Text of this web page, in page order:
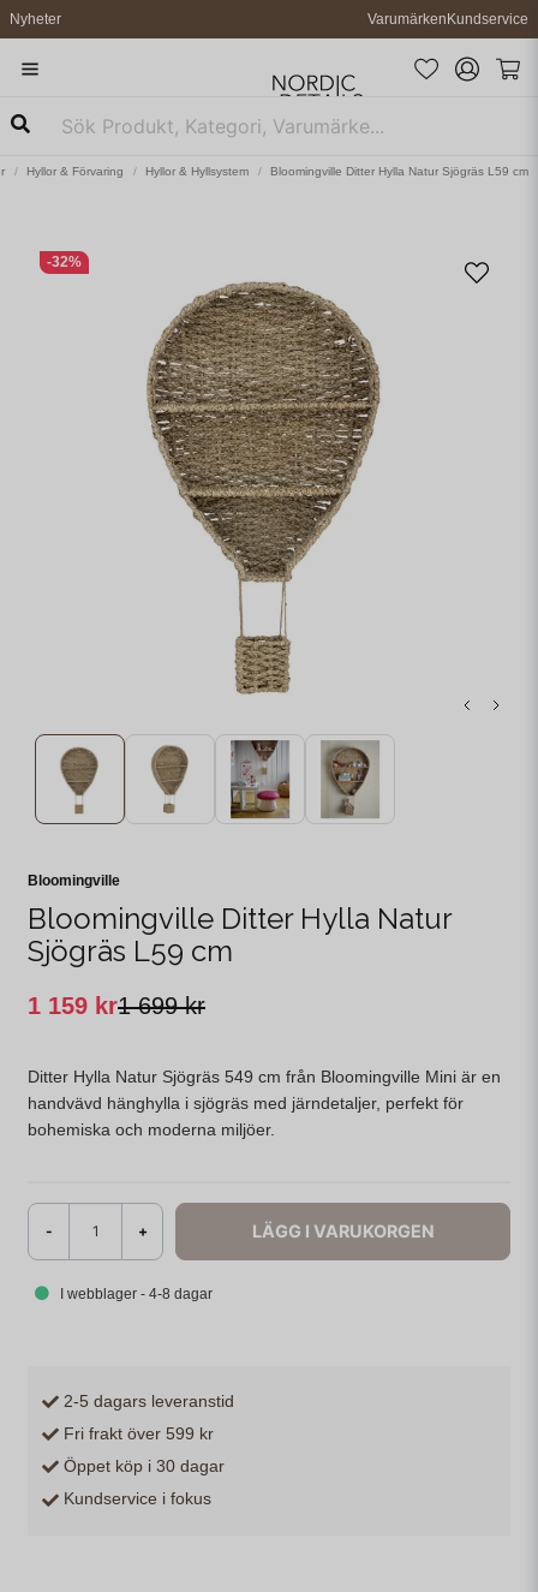
Nyheter VarumärkenKundservice
Hyllor & Förvaring Hyllor & Hyllsystem Bloomingville Ditter Hylla Natur Sjögräs L59 cm
-32%
Bloomingville
Bloomingville Ditter Hylla Natur
Sjögräs L59 cm
1 699 kr
1 159 kr
Ditter Hylla Natur Sjögräs 549 cm från Bloomingville Mini är en
handvävd hänghylla i sjögräs med järndetaljer, perfekt för
bohemiska och moderna miljöer.
- + LÄGG I VARUKORGEN
I webblager - 4-8 dagar
2-5 dagars leveranstid
Fri frakt över 599 kr
Öppet köp i 30 dagar
Kundservice i fokus